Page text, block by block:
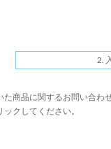
商品に関するお問い合わ
クしてください。